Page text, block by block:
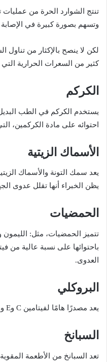
تنتج الشوارد الحرة من عمليات
وتسهم بصورة كبيرة في الإصابة
لكن لا ينصح بالإكثار من تناول
كثير من السعرات الحرارية
الكركم
يستخدم الكركم في الطب
احتوائه على مادة الكركمين،
الأسماك الزيتية
يظن الخبراء أنها تقلل عدوى
الحمضيات
تتميز الحمضيات، مثل: الليمون
العدوى.
البروكلي
يعد مصدرًا هامًا لفيتامين C وE ومضادات الأكسدة.
السبانخ
تعد السبانخ من الأطعمة